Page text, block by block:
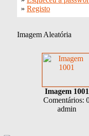
» Registo
Imagem Aleatória
Imagem 1001
Comentários:
admin